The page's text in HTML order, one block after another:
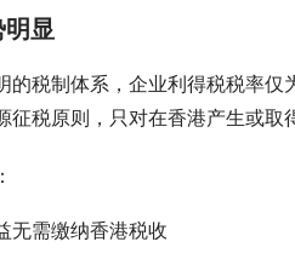
明显
的税制体系，企业利得税税率
征税原则，只对在香港产生或
：
无需缴纳香港税收